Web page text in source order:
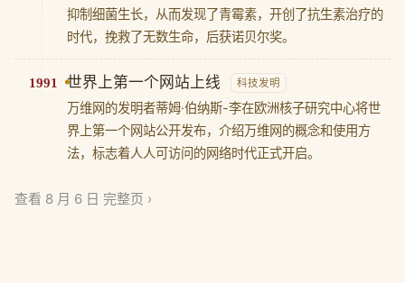
抑制细菌生长，从而发现了青霉素，开创了抗生素治疗的
时代，挽救了无数生命，后获诺贝尔奖。
1991 世界上第一个网站上线 科技发明
万维网的发明者蒂姆·伯纳斯-李在欧洲核子研究中心将世
界上第一个网站公开发布，介绍万维网的概念和使用方
法，标志着人人可访问的网络时代正式开启。
查看 8 月 6 日 完整页 ›